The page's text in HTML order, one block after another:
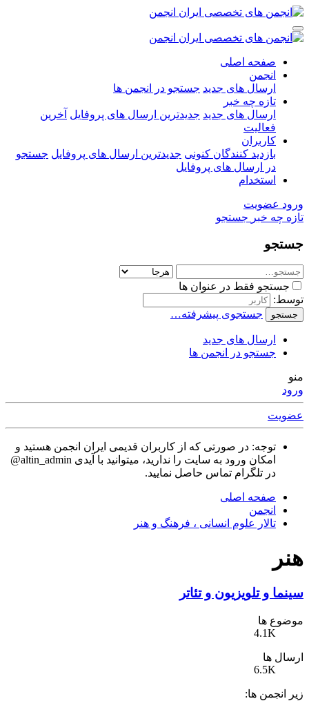
صفحه اصلی
انجمن
ارسال های جدید جستجو در انجمن ها
تازه چه خبر
ارسال های جدید جدیدترین ارسال های پروفایل آخرین
فعالیت
کاربران
بازدید کنندگان کنونی جدیدترین ارسال های پروفایل جستجو
در ارسال های پروفایل
استخدام
ورود عضویت
تازه چه خبر جستجو
جستجو
جستجو فقط در عنوان ها
توسط:
جستجو جستجوی پیشرفته…
ارسال های جدید
جستجو در انجمن ها
منو
ورود
عضویت
توجه: در صورتی که از کاربران قدیمی ایران انجمن هستید و
امکان ورود به سایت را ندارید، میتوانید با آیدی altin_admin@
در تلگرام تماس حاصل نمایید.
صفحه اصلی
انجمن
تالار علوم انسانی ، فرهنگ و هنر
هنر
سينما و تلویزیون و تئاتر
موضوع ها
4.1K
ارسال ها
6.5K
زیر انجمن ها: